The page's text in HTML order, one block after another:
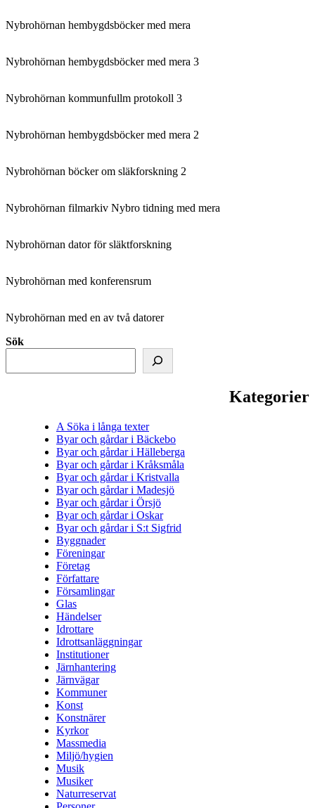
Nybrohörnan hembygdsböcker med mera
Nybrohörnan hembygdsböcker med mera 3
Nybrohörnan kommunfullm protokoll 3
Nybrohörnan hembygdsböcker med mera 2
Nybrohörnan böcker om släkforskning 2
Nybrohörnan filmarkiv Nybro tidning med mera
Nybrohörnan dator för släktforskning
Nybrohörnan med konferensrum
Nybrohörnan med en av två datorer
Sök
Kategorier
A Söka i långa texter
Byar och gårdar i Bäckebo
Byar och gårdar i Hälleberga
Byar och gårdar i Kråksmåla
Byar och gårdar i Kristvalla
Byar och gårdar i Madesjö
Byar och gårdar i Örsjö
Byar och gårdar i Oskar
Byar och gårdar i S:t Sigfrid
Byggnader
Föreningar
Företag
Författare
Församlingar
Glas
Händelser
Idrottare
Idrottsanläggningar
Institutioner
Järnhantering
Järnvägar
Kommuner
Konst
Konstnärer
Kyrkor
Massmedia
Miljö/hygien
Musik
Musiker
Naturreservat